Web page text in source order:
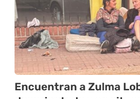
Encuentran a Zulma